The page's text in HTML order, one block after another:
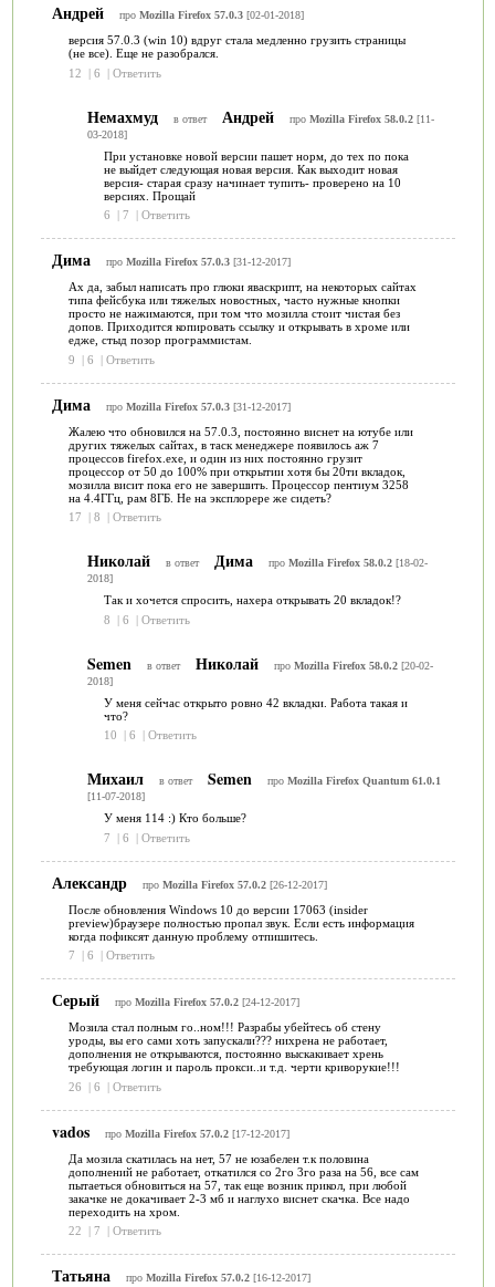
Андрей про Mozilla Firefox 57.0.3[02-01-2018]
версия 57.0.3 (win 10) вдруг стала медленно грузить страницы
(не все). Еще не разобрался.
12
| 6 | Ответить
Немахмуд в ответ Андрей про Mozilla Firefox 58.0.2[11-
03-2018]
При установке новой версии пашет норм, до тех по пока
не выйдет следующая новая версия. Как выходит новая
версия- старая сразу начинает тупить- проверено на 10
версиях. Прощай
6
| 7 | Ответить
Дима про Mozilla Firefox 57.0.3[31-12-2017]
Ах да, забыл написать про глюки яваскрипт, на некоторых сайтах
типа фейсбука или тяжелых новостных, часто нужные кнопки
просто не нажимаются, при том что мозилла стоит чистая без
допов. Приходится копировать ссылку и открывать в хроме или
едже, стыд позор программистам.
9
| 6 | Ответить
Дима про Mozilla Firefox 57.0.3[31-12-2017]
Жалею что обновился на 57.0.3, постоянно виснет на ютубе или
других тяжелых сайтах, в таск менеджере появилось аж 7
процессов firefox.exe, и один из них постоянно грузит
процессор от 50 до 100% при открытии хотя бы 20ти вкладок,
мозилла висит пока его не завершить. Процессор пентиум 3258
на 4.4ГГц, рам 8ГБ. Не на эксплорере же сидеть?
17
| 8 | Ответить
Николай в ответ Дима про Mozilla Firefox 58.0.2[18-02-
2018]
Так и хочется спросить, нахера открывать 20 вкладок!?
8
| 6 | Ответить
Semen в ответ Николай про Mozilla Firefox 58.0.2[20-02-
2018]
У меня сейчас открыто ровно 42 вкладки. Работа такая и
что?
10
| 6 | Ответить
Михаил в ответ Semen про Mozilla Firefox Quantum 61.0.1
[11-07-2018]
У меня 114 :) Кто больше?
7
| 6 | Ответить
Александр про Mozilla Firefox 57.0.2[26-12-2017]
После обновления Windows 10 до версии 17063 (insider
preview)браузере полностью пропал звук. Если есть информация
когда пофиксят данную проблему отпишитесь.
7
| 6 | Ответить
Серый про Mozilla Firefox 57.0.2[24-12-2017]
Мозила стал полным го..ном!!! Разрабы убейтесь об стену
уроды, вы его сами хоть запускали??? нихрена не работает,
дополнения не открываются, постоянно выскакивает хрень
требующая логин и пароль прокси..и т.д. черти криворукие!!!
26
| 6 | Ответить
vados про Mozilla Firefox 57.0.2[17-12-2017]
Да мозила скатилась на нет, 57 не юзабелен т.к половина
дополнений не работает, откатился со 2го 3го раза на 56, все сам
пытаеться обновиться на 57, так еще возник прикол, при любой
закачке не докачивает 2-3 мб и наглухо виснет скачка. Все надо
переходить на хром.
22
| 7 | Ответить
Татьяна про Mozilla Firefox 57.0.2[16-12-2017]